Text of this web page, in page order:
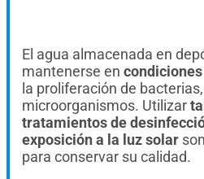
El agua almacenada en
mantenerse en
la proliferación de
microorganismos. Utilizar
tratamientos de
exposición a la luz solar
para conservar su calidad.